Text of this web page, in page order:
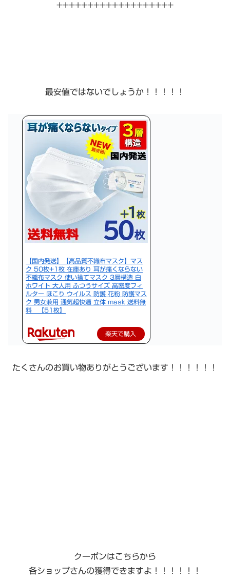
+++++++++++++++++++
最安値ではないでしょうか！！！！！
【国内発送】【高品質不織布マスク】マス
ク 50枚+1枚 在庫あり 耳が痛くならない
不織布マスク 使い捨てマスク 3層構造 白
ホワイト 大人用 ふつうサイズ 高密度フィ
ルター ほこり ウイルス 防護 花粉 防護マス
ク 男女兼用 通気超快適 立体 mask 送料無
料 【51枚】
楽天で購入
たくさんのお買い物ありがとうございます！！！！！！
クーポンはこちらから
各ショップさんの獲得できますよ！！！！！！